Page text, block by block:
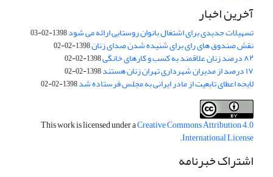
آخرین اخبار
تسهیلات جدیدی برای اشتغال بانوان روستایی ارائه می شود1398-02-03
نقش صندوق های رای برای شنیده شدن صدای زنان1398-02-02
۸۲ درصد زنان علاقمند به کسب و کارهای خانگی 1398-02-02
۱۷ درصد از مدیران شهرداری تهران زنان هستند 1398-02-02
لایحه اعطای تابعیت از مادر ایرانی به مجلس فرستاده شد1398-02-02
This work is licensed under aCreative Commons Attribution 4.0
International License
.
اشتراک خبرنامه